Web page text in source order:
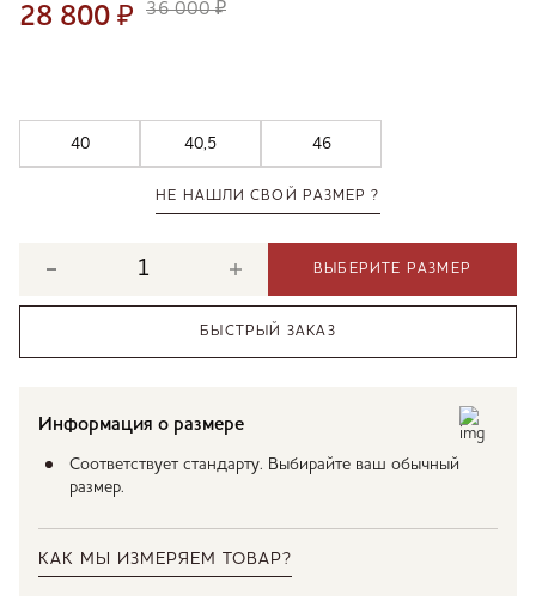
28 800 ₽ 36 000 ₽
НЕ НАШЛИ СВОЙ РАЗМЕР ?
40 40,5 46
ВЫБЕРИТЕ РАЗМЕР
БЫСТРЫЙ ЗАКАЗ
Информация о размере
Соответствует стандарту. Выбирайте ваш обычный
размер.
КАК МЫ ИЗМЕРЯЕМ ТОВАР?